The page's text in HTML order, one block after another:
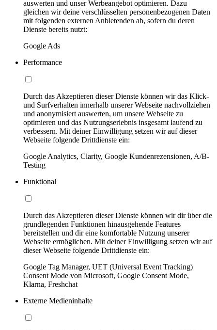
auswerten und unser Werbeangebot optimieren. Dazu
gleichen wir deine verschlüsselten personenbezogenen Daten
mit folgenden externen Anbietenden ab, sofern du deren
Dienste bereits nutzt:
Google Ads
Performance
Durch das Akzeptieren dieser Dienste können wir das Klick-
und Surfverhalten innerhalb unserer Webseite nachvollziehen
und anonymisiert auswerten, um unsere Webseite zu
optimieren und das Nutzungserlebnis insgesamt laufend zu
verbessern. Mit deiner Einwilligung setzen wir auf dieser
Webseite folgende Drittdienste ein:
Google Analytics, Clarity, Google Kundenrezensionen, A/B-
Testing
Funktional
Durch das Akzeptieren dieser Dienste können wir dir über die
grundlegenden Funktionen hinausgehende Features
bereitstellen und dir eine komfortable Nutzung unserer
Webseite ermöglichen. Mit deiner Einwilligung setzen wir auf
dieser Webseite folgende Drittdienste ein:
Google Tag Manager, UET (Universal Event Tracking)
Consent Mode von Microsoft, Google Consent Mode,
Klarna, Freshchat
Externe Medieninhalte